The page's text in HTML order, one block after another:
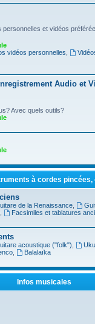
personnelles et vidéos
vidéos personnelles
Audio et
Avec quels outils?
à cordes pincées,
de la Renaissance,
Facsimiles et tablatures
acoustique ("folk")
,
Balalaïka
Infos musicales